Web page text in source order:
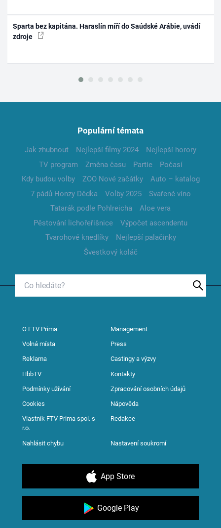
Sparta bez kapitána. Haraslín míří do Saúdské Arábie, uvádí
zdroje
Populární témata
Jak zhubnout Nejlepší filmy 2024
Nejlepší horory
TV program
Změna času Partie
Počasí
Kdy budou volby
ZOO Nové začátky
Auto – katalog
7 pádů Honzy Dědka
Volby 2025
Svařené víno
Tatarák podle Pohlreicha
Aloe vera
Pěstování lichořeřišnice
Výpočet ascendentu
Tvarohové knedlíky
Nejlepší palačinky
Švestkový koláč
O FTV Prima Management
Volná místa Press
Reklama Castingy a výzvy
HbbTV Kontakty
Podmínky užívání Zpracování osobních údajů
Cookies Nápověda
Vlastník FTV Prima spol. s
r.o.
Redakce
Nahlásit chybu Nastavení soukromí
App Store
Google Play